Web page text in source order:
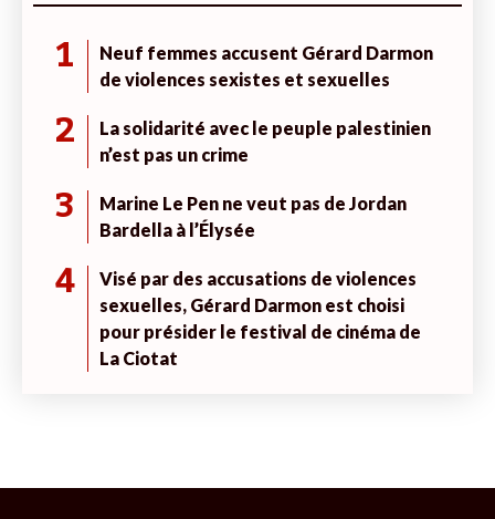
1
Neuf femmes accusent Gérard Darmon
de violences sexistes et sexuelles
2
La solidarité avec le peuple palestinien
n’est pas un crime
3
Marine Le Pen ne veut pas de Jordan
Bardella à l’Élysée
4
Visé par des accusations de violences
sexuelles, Gérard Darmon est choisi
pour présider le festival de cinéma de
La Ciotat